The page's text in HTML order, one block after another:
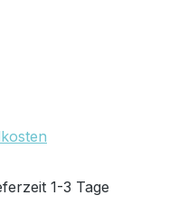
1-3 Tage